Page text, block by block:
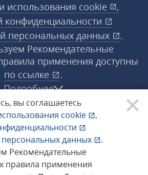
вы соглашаетесь
cookie
,
данных
.
Рекомендательные
правила применения
использования cookie
,
конфиденциальности
персональных данных
.
Рекомендательные
применения доступны
по ссылке
.
Подробнее
«1С‑Рарус» ®. Все права
защищены.
об ошибке